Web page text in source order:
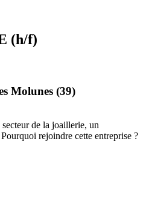
(h/f)
Molunes (39)
de la joaillerie, un
rejoindre cette entreprise ?